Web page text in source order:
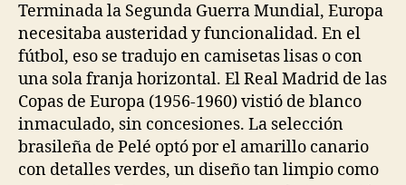
Terminada la Segunda Guerra Mundial, Europa
necesitaba austeridad y funcionalidad. En el
fútbol, eso se tradujo en camisetas lisas o con
una sola franja horizontal. El Real Madrid de las
Copas de Europa (1956-1960) vistió de blanco
inmaculado, sin concesiones. La selección
brasileña de Pelé optó por el amarillo canario
con detalles verdes, un diseño tan limpio como